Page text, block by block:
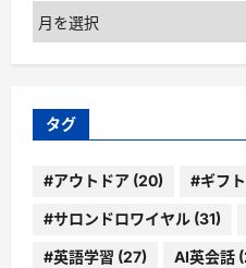
ア
ー
カ
ブ
タグ
#アウトドア (20) #ギフト
#サロンドロワイヤル (31)
#英語学習 (27) AI英会話